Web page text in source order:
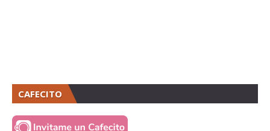
CAFECITO